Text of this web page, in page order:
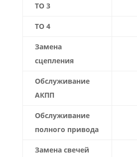
ТО 3
ТО 4
Замена
сцепления
Обслуживание
АКПП
Обслуживание
полного привода
Замена свечей